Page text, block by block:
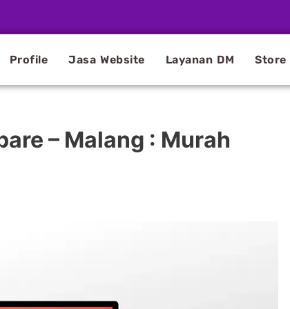
Profile Jasa Website Layanan DM Store
– Malang : Murah